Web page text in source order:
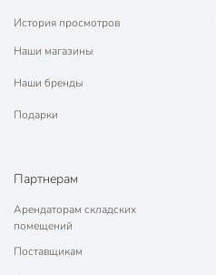
История просмотров
Наши магазины
Наши бренды
Подарки
Партнерам
Арендаторам складских
помещений
Поставщикам